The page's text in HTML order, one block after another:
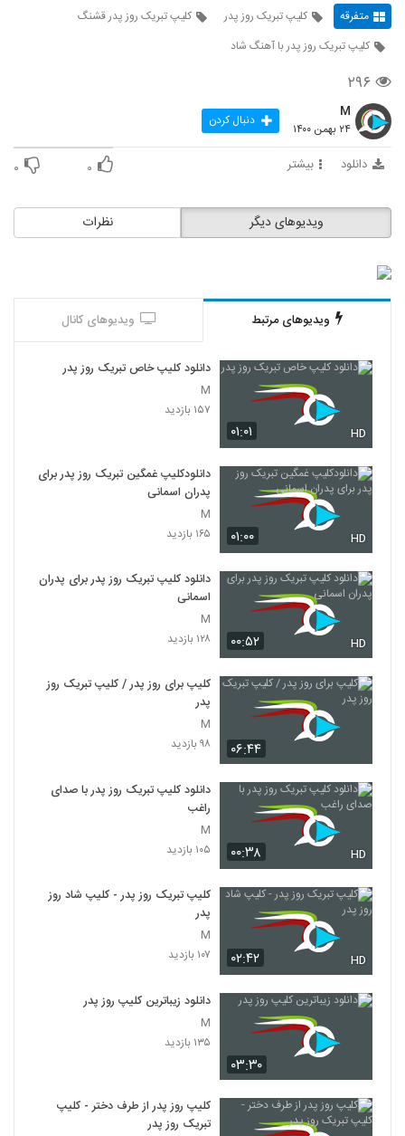
متفرقه کلیپ تبریک روز پدر
کلیپ تبریک روز پدر قشنگ
کلیپ تبریک روز پدر با آهنگ شاد
۲۹۶
M
۲۴ بهمن ۱۴۰۰ دنبال کردن
دانلود بیشتر ۰ ۰
نظرات ویدیوهای دیگر
ویدیوهای مرتبط ویدیوهای کانال
۰۱:۰۱ HD
دانلود کلیپ خاص تبریک روز پدر
M
۱۵۷ بازدید
۰۱:۰۰ HD
دانلودکلیپ غمگین تبریک روز پدر برای
پدران اسمانی
M
۱۶۵ بازدید
۰۰:۵۲ HD
دانلود کلیپ تبریک روز پدر برای پدران
اسمانی
M
۱۲۸ بازدید
۰۶:۴۴
کلیپ برای روز پدر / کلیپ تبریک روز
پدر
M
۹۸ بازدید
۰۰:۳۸ HD
دانلود کلیپ تبریک روز پدر با صدای
راغب
M
۱۰۵ بازدید
۰۲:۴۲ HD
کلیپ تبریک روز پدر - کلیپ شاد روز
پدر
M
۱۰۷ بازدید
۰۳:۳۰
دانلود زیباترین کلیپ روز پدر
M
۱۳۵ بازدید
کلیپ روز پدر از طرف دختر - کلیپ
تبریک روز پدر